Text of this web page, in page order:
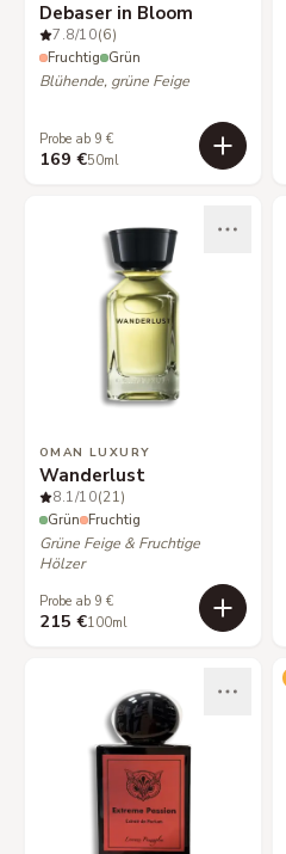
Debaser in Bloom
7.8/10(6)
Fruchtig Grün
Blühende, grüne Feige
Probe ab 9 €
169 €50ml
OMAN LUXURY
Wanderlust
8.1/10(21)
Grün Fruchtig
Grüne Feige & Fruchtige
Hölzer
Probe ab 9 €
215 €100ml